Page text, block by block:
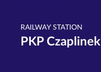
RAILWAY STATION
PKP Czaplinek